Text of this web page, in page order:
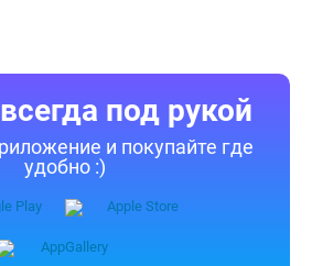
под рукой
и покупайте где
удобно :)